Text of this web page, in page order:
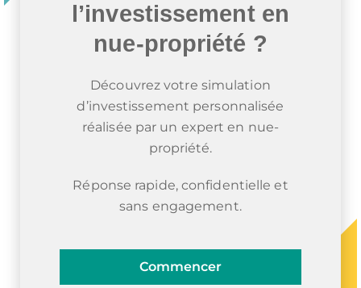
l’investissement en
nue-propriété ?
Découvrez votre simulation
d’investissement personnalisée
réalisée par un expert en nue-
propriété.
Réponse rapide, confidentielle et
sans engagement.
Commencer